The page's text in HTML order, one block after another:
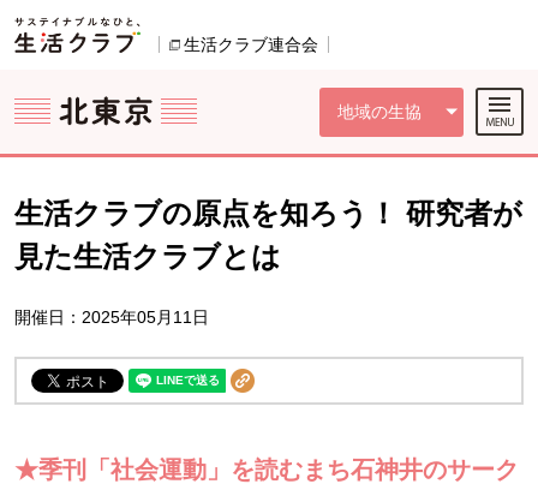
ページの先頭です。
生活クラブ連合会
地域の生協
ここからサイト内共通メニューです。
サイト内共通メニューをスキップする
サイト内共通メニューここまで。
生活クラブの原点を知ろう！ 研究者が
見た生活クラブとは
開催日：2025年05月11日
★季刊「社会運動」を読むまち石神井のサーク